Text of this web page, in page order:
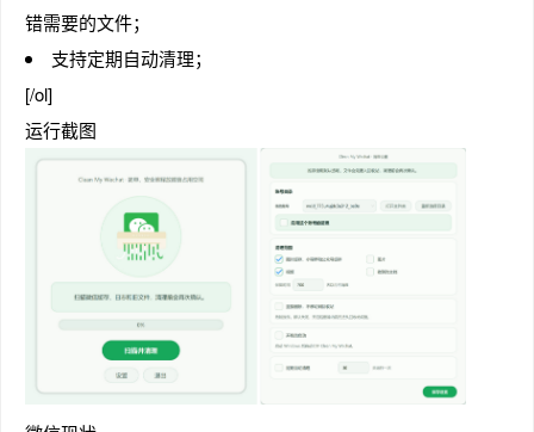
错需要的文件；
支持定期自动清理；
[/ol]
运行截图